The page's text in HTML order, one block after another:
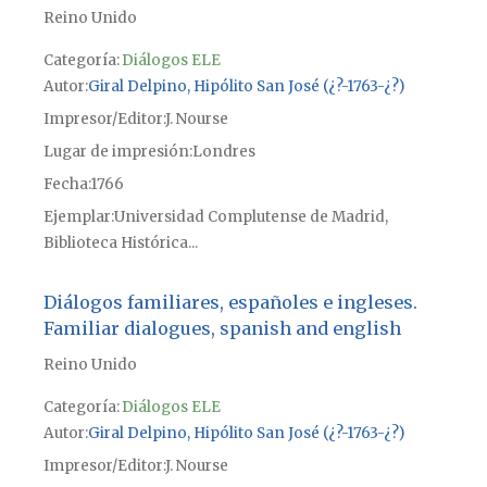
Reino Unido
Categoría:Diálogos ELE
Autor Giral Delpino, Hipólito San José (¿?-1763-¿?)
Impresor/EditorJ. Nourse
Lugar de impresiónLondres
Fecha1766
Ejemplar Universidad Complutense de Madrid,
Biblioteca Histórica...
Diálogos familiares, españoles e ingleses.
Familiar dialogues, spanish and english
Reino Unido
Categoría:Diálogos ELE
Autor Giral Delpino, Hipólito San José (¿?-1763-¿?)
Impresor/EditorJ. Nourse